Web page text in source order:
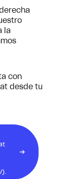
la
con
desde tu